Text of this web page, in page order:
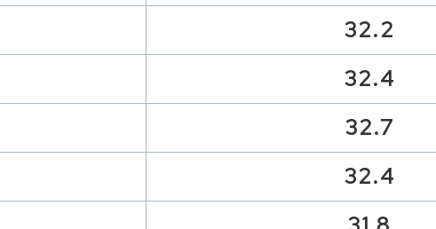
32.2
32.4
32.7
32.4